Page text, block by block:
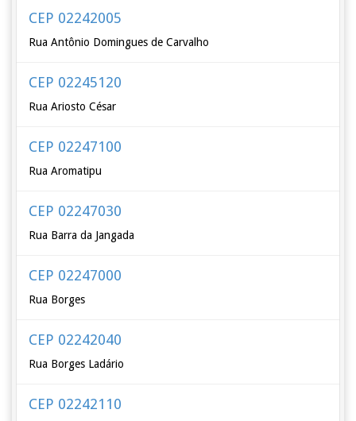
CEP 02242005
Rua Antônio Domingues de Carvalho
CEP 02245120
Rua Ariosto César
CEP 02247100
Rua Aromatipu
CEP 02247030
Rua Barra da Jangada
CEP 02247000
Rua Borges
CEP 02242040
Rua Borges Ladário
CEP 02242110